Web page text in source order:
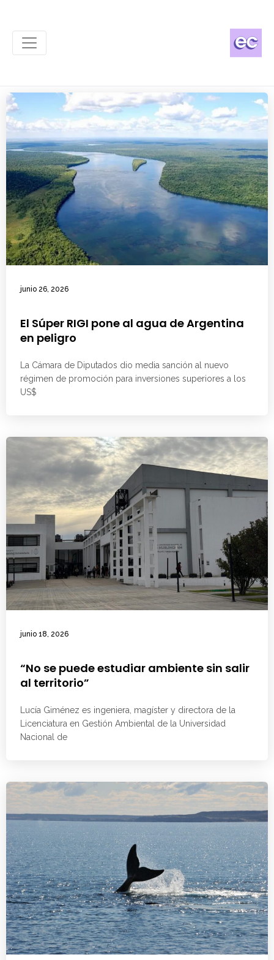
junio 26, 2026
El Súper RIGI pone al agua de Argentina
en peligro
La Cámara de Diputados dio media sanción al nuevo
régimen de promoción para inversiones superiores a los
US$
junio 18, 2026
“No se puede estudiar ambiente sin salir
al territorio”
Lucía Giménez es ingeniera, magíster y directora de la
Licenciatura en Gestión Ambiental de la Universidad
Nacional de